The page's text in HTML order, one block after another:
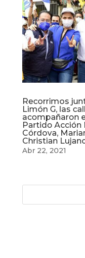
Recorrimos
Limón G, las
acompañaron
Partido Acción
Córdova,
Christian
Abr 22, 2021